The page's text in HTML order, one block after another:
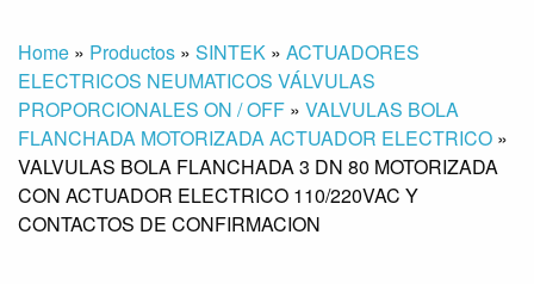
Home » Productos » SINTEK » ACTUADORES
ELECTRICOS NEUMATICOS VÁLVULAS
PROPORCIONALES ON / OFF » VALVULAS BOLA
FLANCHADA MOTORIZADA ACTUADOR ELECTRICO »
VALVULAS BOLA FLANCHADA 3 DN 80 MOTORIZADA
CON ACTUADOR ELECTRICO 110/220VAC Y
CONTACTOS DE CONFIRMACION